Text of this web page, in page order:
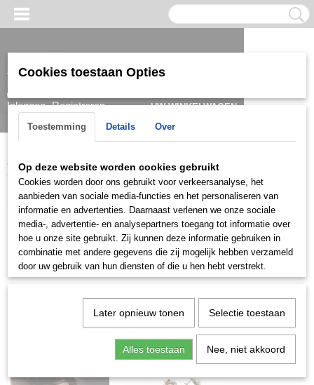
Inloggen Registreren
UW WINKELWAGEN
Geen producten
Home >
Set
Goud
Mini set
Zilver
Cookies toestaan Opties
Toestemming Details Over
Op deze website worden cookies gebruikt
Cookies worden door ons gebruikt voor verkeersanalyse, het
aanbieden van sociale media-functies en het personaliseren van
informatie en advertenties. Daarnaast verlenen we onze sociale
media-, advertentie- en analysepartners toegang tot informatie over
hoe u onze site gebruikt. Zij kunnen deze informatie gebruiken in
combinatie met andere gegevens die zij mogelijk hebben verzameld
door uw gebruik van hun diensten of die u hen hebt verstrekt.
Later opnieuw tonen Selectie toestaan
Alles toestaan Nee, niet akkoord